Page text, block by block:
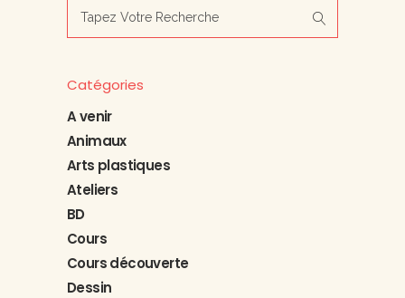
Catégories
A venir
Animaux
Arts plastiques
Ateliers
BD
Cours
Cours découverte
Dessin